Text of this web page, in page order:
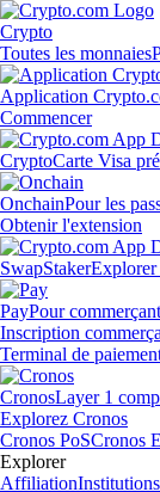
Crypto
Toutes les monnaies
Application
Commencer
CryptoCarte Visa
OnchainPour les
Obtenir l'extension
SwapStakerExplorer
PayPour
Inscription
Terminal de
CronosLayer 1
Explorez Cronos
Cronos PoSCronos
Explorer
AffiliationInstitutions